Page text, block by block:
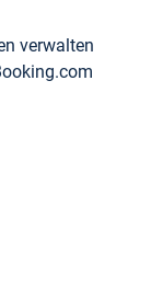
verwalten